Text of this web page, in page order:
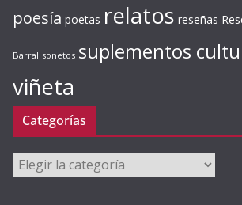
poesía poetas relatos reseñas
Barral sonetos suplementos
viñeta
Categorías
Categorías